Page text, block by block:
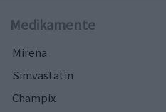
Medikamente
Mirena
Simvastatin
Champix